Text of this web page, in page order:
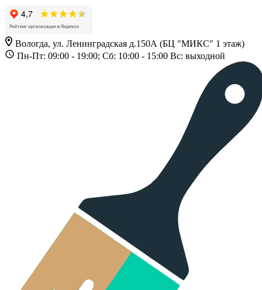
Вологда, ул. Ленинградская д.150А (БЦ "МИКС" 1 этаж)
Пн-Пт: 09:00 - 19:00; Сб: 10:00 - 15:00 Вс: выходной